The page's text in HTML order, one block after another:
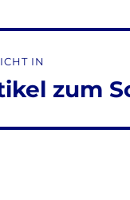
IN
zum